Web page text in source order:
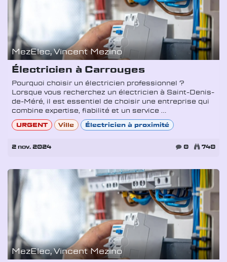
MezElec, Vincent Mezino
Électricien à Carrouges
Pourquoi choisir un électricien professionnel ?
Lorsque vous recherchez un électricien à Saint-Denis-
de-Méré, il est essentiel de choisir une entreprise qui
combine expertise, fiabilité et un service ...
URGENT Ville Électricien à proximité
2 nov. 2024 0 740
MezElec, Vincent Mezino